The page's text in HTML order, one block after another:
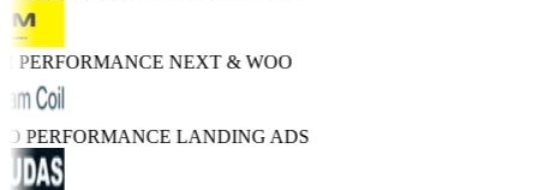
PERFORMANCENEXT & WOO
PERFORMANCELANDING ADS